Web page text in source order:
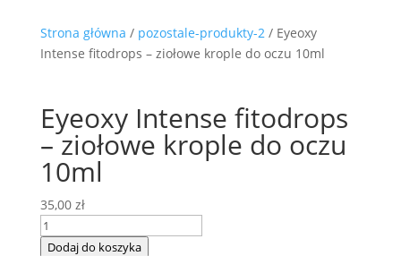
Strona główna / pozostale-produkty-2/ Eyeoxy
Intense fitodrops – ziołowe krople do oczu 10ml
Eyeoxy Intense fitodrops
– ziołowe krople do oczu
10ml
35,00 zł
ilość
Eyeoxy
Dodaj do koszyka